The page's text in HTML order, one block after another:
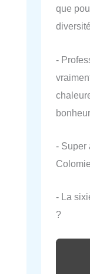
que
-
- Super
- La
?